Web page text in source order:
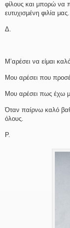
φίλους και μπορώ να
ευτυχισμένη φιλία μας.
Δ.
Μ’αρέσει να είμαι
Μου αρέσει που
Μου αρέσει πως έχω
Όταν παίρνω καλό
όλους.
Ρ.